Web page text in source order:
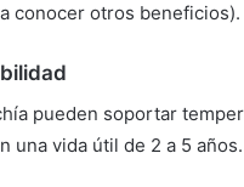
conocer otros beneficios).
pueden soportar
una vida útil de 2 a 5 años.